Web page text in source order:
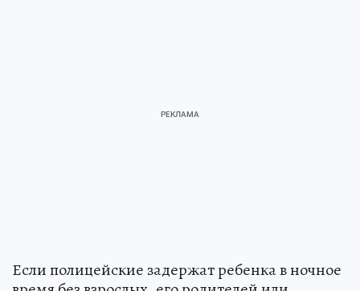
Если полицейские задержат ребенка в ночное